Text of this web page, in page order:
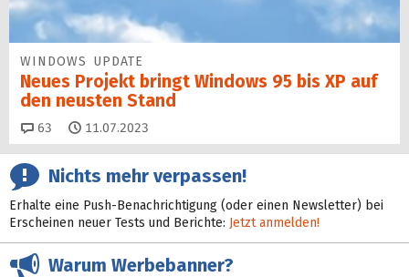
WINDOWS UPDATE
Neues Projekt bringt Windows 95 bis XP auf
den neusten Stand
63 Kommentare
11.07.2023
Nichts mehr verpassen!
Erhalte eine Push-Benachrichtigung (oder einen Newsletter) bei
Erscheinen neuer Tests und Berichte: Jetzt anmelden!
Warum Werbebanner?